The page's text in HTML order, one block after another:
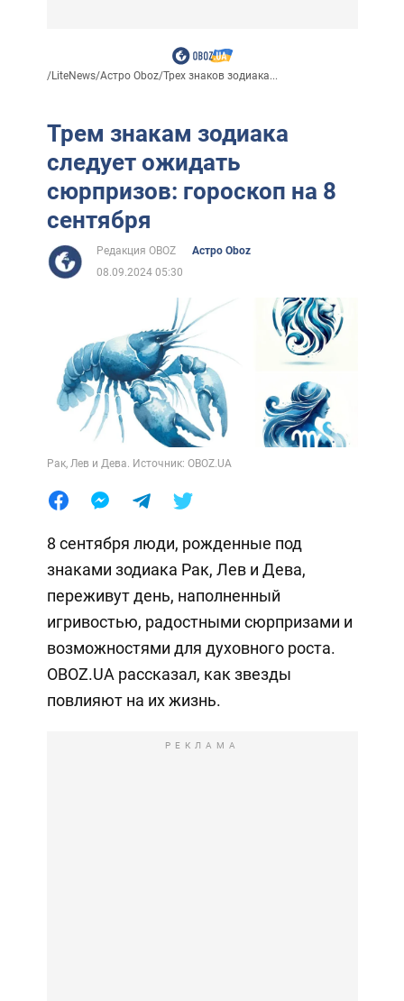
/LiteNews/Астро Oboz/Трех знаков зодиака...
Трем знакам зодиака
следует ожидать
сюрпризов: гороскоп на 8
сентября
Редакция OBOZ
Астро Oboz
08.09.2024 05:30
Рак, Лев и Дева. Источник: OBOZ.UA
8 сентября люди, рожденные под
знаками зодиака Рак, Лев и Дева,
переживут день, наполненный
игривостью, радостными сюрпризами и
возможностями для духовного роста.
OBOZ.UA рассказал, как звезды
повлияют на их жизнь.
РЕКЛАМА